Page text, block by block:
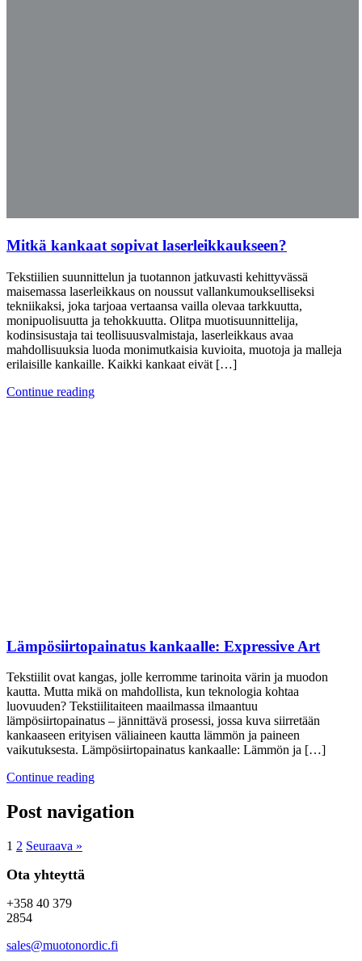
Mitkä kankaat sopivat laserleikkaukseen?
Tekstiilien suunnittelun ja tuotannon jatkuvasti kehittyvässä
maisemassa laserleikkaus on noussut vallankumoukselliseksi
tekniikaksi, joka tarjoaa vertaansa vailla olevaa tarkkuutta,
monipuolisuutta ja tehokkuutta. Olitpa muotisuunnittelija,
kodinsisustaja tai teollisuusvalmistaja, laserleikkaus avaa
mahdollisuuksia luoda monimutkaisia kuvioita, muotoja ja malleja
erilaisille kankaille. Kaikki kankaat eivät […]
Continue reading
Lämpösiirtopainatus kankaalle: Expressive Art
Tekstiilit ovat kangas, jolle kerromme tarinoita värin ja muodon
kautta. Mutta mikä on mahdollista, kun teknologia kohtaa
luovuuden? Tekstiilitaiteen maailmassa ilmaantuu
lämpösiirtopainatus – jännittävä prosessi, jossa kuva siirretään
kankaaseen erityisen väliaineen kautta lämmön ja paineen
vaikutuksesta. Lämpösiirtopainatus kankaalle: Lämmön ja […]
Continue reading
Post navigation
1 2 Seuraava »
Ota yhteyttä
+358 40 379
2854
sales@muotonordic.fi